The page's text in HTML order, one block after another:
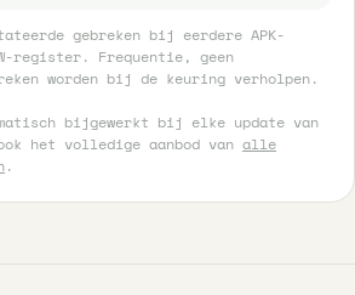
gebreken bij eerdere APK-
register. Frequentie, geen
worden bij de keuring verholpen.
bijgewerkt bij elke update van
het volledige aanbod van alle
.